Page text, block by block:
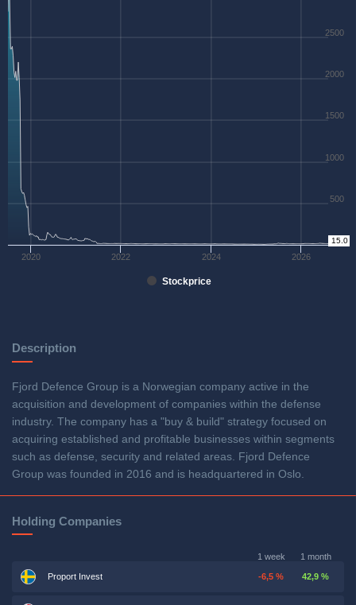
Stockprice
2020 2022 2024 2026
0
500
1000
1500
2000
2500
15.0
Description
Fjord Defence Group is a Norwegian company active in the
acquisition and development of companies within the defense
industry. The company has a "buy & build" strategy focused on
acquiring established and profitable businesses within segments
such as defense, security and related areas. Fjord Defence
Group was founded in 2016 and is headquartered in Oslo.
Holding Companies
1 week 1 month
Proport Invest -6,5 % 42,9 %